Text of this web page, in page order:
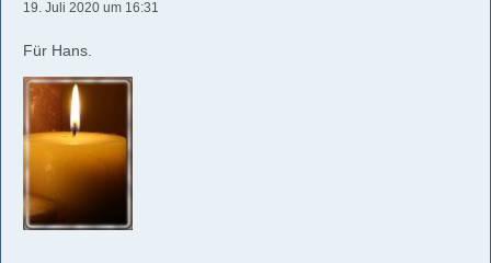
19. Juli 2020 um 16:31
Für Hans.